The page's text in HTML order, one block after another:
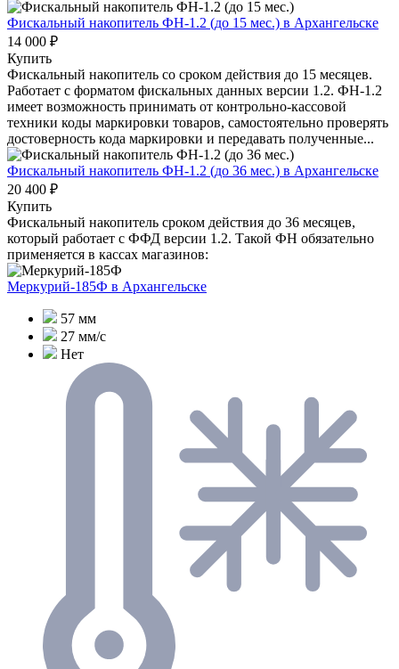
Фискальный накопитель ФН-1.2 (до 15 мес.) в Архангельске
14 000 ₽
Купить
Фискальный накопитель cо сроком действия до 15 месяцев.
Работает с форматом фискальных данных версии 1.2. ФН-1.2
имеет возможность принимать от контрольно-кассовой
техники коды маркировки товаров, самостоятельно проверять
достоверность кода маркировки и передавать полученные...
Фискальный накопитель ФН-1.2 (до 36 мес.) в Архангельске
20 400 ₽
Купить
Фискальный накопитель сроком действия до 36 месяцев,
который работает с ФФД версии 1.2. Такой ФН обязательно
применяется в кассах магазинов:
Меркурий-185Ф в Архангельске
57 мм
27 мм/с
Нет